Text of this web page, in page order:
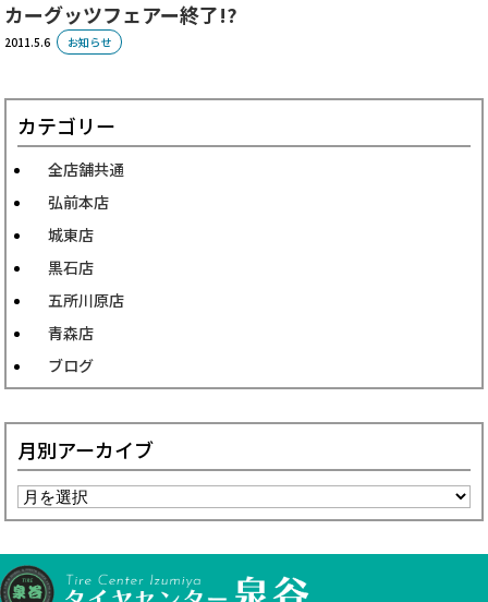
カーグッツフェアー終了!?
2011.5.6 お知らせ
カテゴリー
全店舗共通
弘前本店
城東店
黒石店
五所川原店
青森店
ブログ
月別アーカイブ